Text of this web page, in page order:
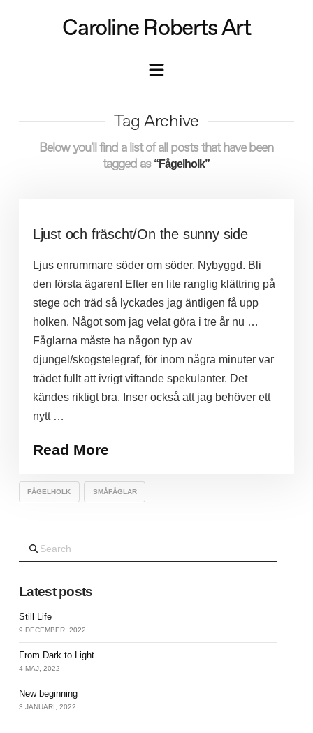
Caroline Roberts Art
Navigation
Tag Archive
Below you'll find a list of all posts that have been
tagged as “Fågelholk”
Ljust och fräscht/On the sunny side
Ljus enrummare söder om söder. Nybyggd. Bli
den första ägaren! Efter en lite ranglig klättring på
stege och träd så lyckades jag äntligen få upp
holken. Något som jag velat göra i tre år nu …
Fåglarna måste ha någon typ av
djungel/skogstelegraf, för inom några minuter var
trädet fullt att ivrigt viftande spekulanter. Det
kändes riktigt bra. Inser också att jag behöver ett
nytt …
Read More
FÅGELHOLK SMÅFÅGLAR
Latest posts
Still Life
9 DECEMBER, 2022
From Dark to Light
4 MAJ, 2022
New beginning
3 JANUARI, 2022